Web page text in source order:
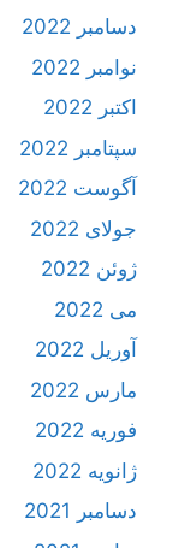
دسامبر 2022
نوامبر 2022
اکتبر 2022
سپتامبر 2022
آگوست 2022
جولای 2022
ژوئن 2022
می 2022
آوریل 2022
مارس 2022
فوریه 2022
ژانویه 2022
دسامبر 2021